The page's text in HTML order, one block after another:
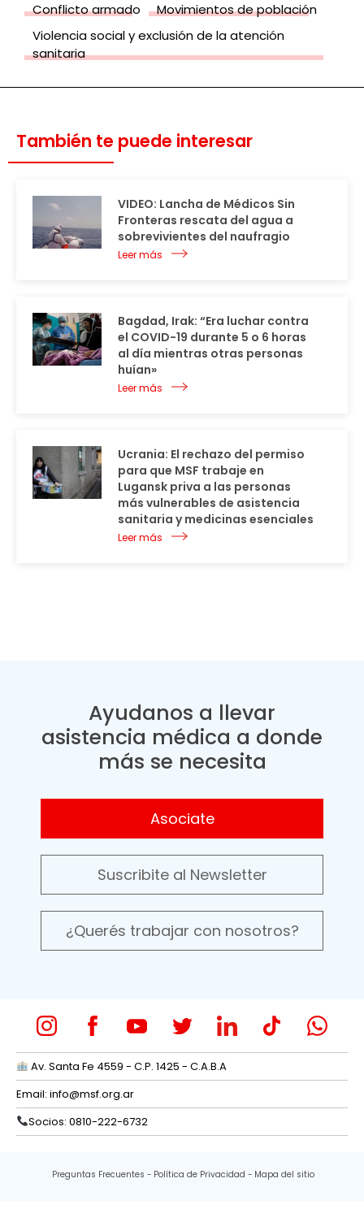
Conflicto armado
Movimientos de población
Violencia social y exclusión de la atención
sanitaria
También te puede interesar
VIDEO: Lancha de Médicos Sin
Fronteras rescata del agua a
sobrevivientes del naufragio
Leer más
Bagdad, Irak: “Era luchar contra
el COVID-19 durante 5 o 6 horas
al día mientras otras personas
huían»
Leer más
Ucrania: El rechazo del permiso
para que MSF trabaje en
Lugansk priva a las personas
más vulnerables de asistencia
sanitaria y medicinas esenciales
Leer más
Ayudanos a llevar
asistencia médica a donde
más se necesita
Asociate
Suscribite al Newsletter
¿Querés trabajar con nosotros?
Av. Santa Fe 4559 - C.P. 1425 - C.A.B.A
Email: info@msf.org.ar
Socios: 0810-222-6732
Preguntas Frecuentes Política de Privacidad Mapa del sitio